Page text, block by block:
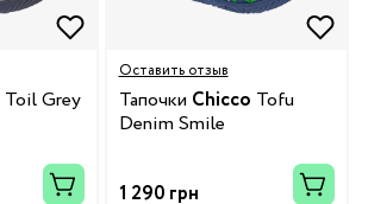
Toil Grey
Оставить отзыв
Тапочки Chicco Tofu
Denim Smile
1 290 грн